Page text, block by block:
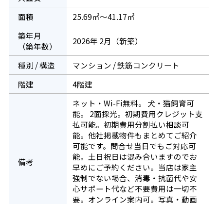
面積
25.69㎡～41.17㎡
築年月
（築年数）
2026年 2月（新築）
種別 / 構造
マンション / 鉄筋コンクリート
階建
4階建
備考
ネット・Wi-Fi無料。 犬・猫飼育可
能。 2面採光。初期費用クレジット支
払可能。初期費用分割払い相談可
能。他社掲載物件もまとめてご紹介
可能です。問合せ当日でもご対応可
能。土日祝日は混み合いますのでお
早めにご予約ください。当店は家主
強制でない場合、消毒・抗菌代や安
心サポート代など不要費用は一切不
要。オンライン案内可。写真・動画